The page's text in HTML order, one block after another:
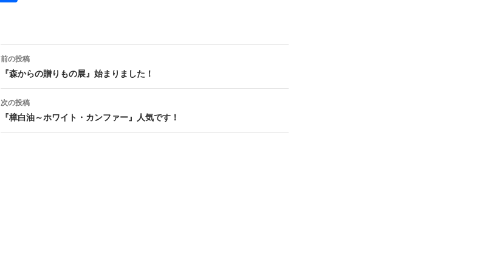
投
稿
ナ
ビ
前の投稿
『森からの贈りもの展』始まりました！
次の投稿
『樟白油～ホワイト・カンファー』人気です！